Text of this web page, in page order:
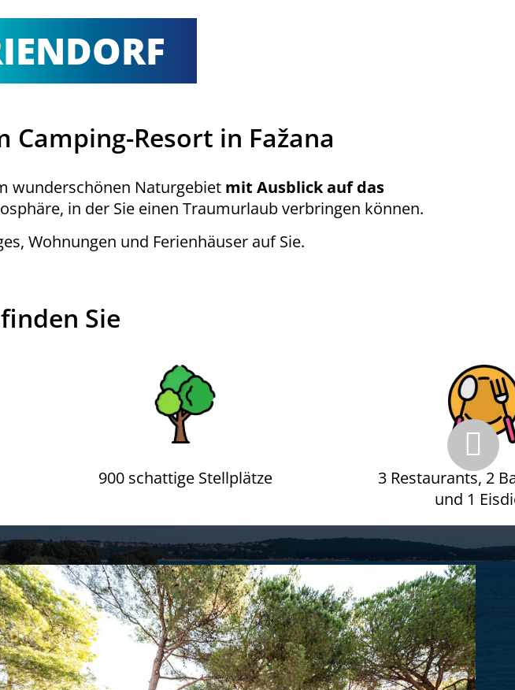
Resort in Fažana
wunderschönen Naturgebiet mit Ausblick auf das
in der Sie einen Traumurlaub verbringen können.
Wohnungen und Ferienhäuser auf Sie.
Sie
900 schattige Stellplätze
3 Restaurants, 2
und 1